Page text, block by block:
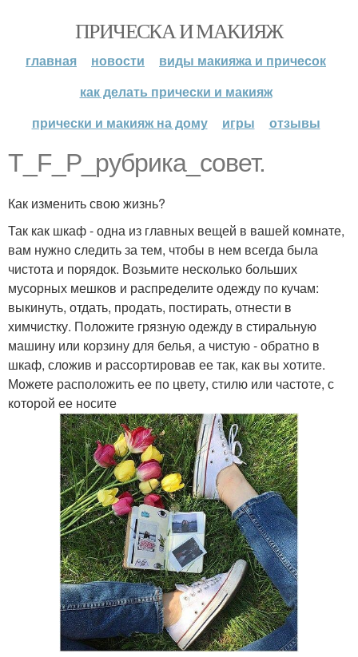
ПРИЧЕСКА И МАКИЯЖ
главная новости
виды макияжа и причесок
как делать прически и макияж
прически и макияж на дому
игры отзывы
T_F_P_рубрика_совет.
Как изменить свою жизнь?
Так как шкаф - одна из главных вещей в вашей комнате,
вам нужно следить за тем, чтобы в нем всегда была
чистота и порядок. Возьмите несколько больших
мусорных мешков и распределите одежду по кучам:
выкинуть, отдать, продать, постирать, отнести в
химчистку. Положите грязную одежду в стиральную
машину или корзину для белья, а чистую - обратно в
шкаф, сложив и рассортировав ее так, как вы хотите.
Можете расположить ее по цвету, стилю или частоте, с
которой ее носите